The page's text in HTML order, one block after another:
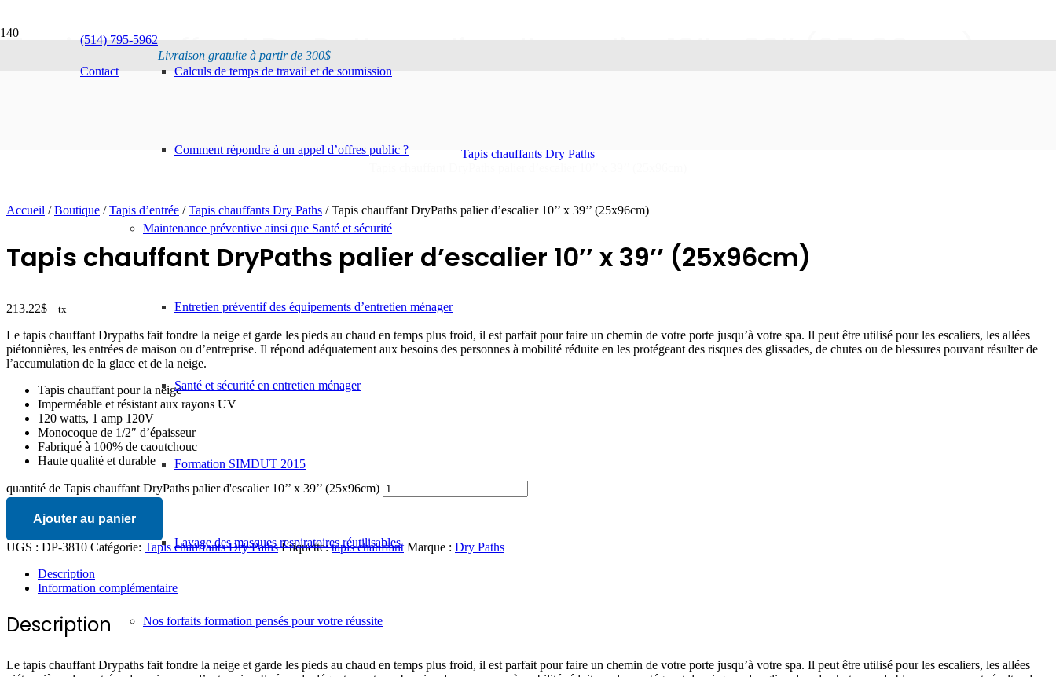
(514) 795-5962
Contact
Livraison gratuite à partir de 300$
Calculs de temps de travail et de soumission
Comment répondre à un appel d’offres public ?
Maintenance préventive ainsi que Santé et sécurité
Entretien préventif des équipements d’entretien ménager
Santé et sécurité en entretien ménager
Formation SIMDUT 2015
Lavage des masques respiratoires réutilisables
Nos forfaits formation pensés pour votre réussite
Tapis chauffant DryPaths palier d’escalier 10’’ x 39’’ (25x96cm)
Tapis chauffants Dry Paths
Accueil /Boutique /Tapis d’entrée /Tapis chauffants Dry Paths / Tapis chauffant DryPaths palier d’escalier 10’’ x 39’’ (25x96cm)
Tapis chauffant DryPaths palier d’escalier 10’’ x 39’’ (25x96cm)
213.22$ + tx
Le tapis chauffant Drypaths fait fondre la neige et garde les pieds au chaud en temps plus froid, il est parfait pour faire un chemin de votre porte jusqu’à votre spa. Il peut être utilisé pour les escaliers, les allées
piétonnières, les entrées de maison ou d’entreprise. Il répond adéquatement aux besoins des personnes à mobilité réduite en les protégeant des risques des glissades, de chutes ou de blessures pouvant résulter de
l’accumulation de la glace et de la neige.
Tapis chauffant pour la neige
Imperméable et résistant aux rayons UV
120 watts, 1 amp 120V
Monocoque de 1/2″ d’épaisseur
Fabriqué à 100% de caoutchouc
Haute qualité et durable
quantité de Tapis chauffant DryPaths palier d'escalier 10’’ x 39’’ (25x96cm)
Ajouter au panier
UGS : DP-3810 Catégorie: Tapis chauffants Dry Paths Étiquette:tapis chauffant Marque : Dry Paths
Description
Information complémentaire
Description
Le tapis chauffant Drypaths fait fondre la neige et garde les pieds au chaud en temps plus froid, il est parfait pour faire un chemin de votre porte jusqu’à votre spa. Il peut être utilisé pour les escaliers, les allées